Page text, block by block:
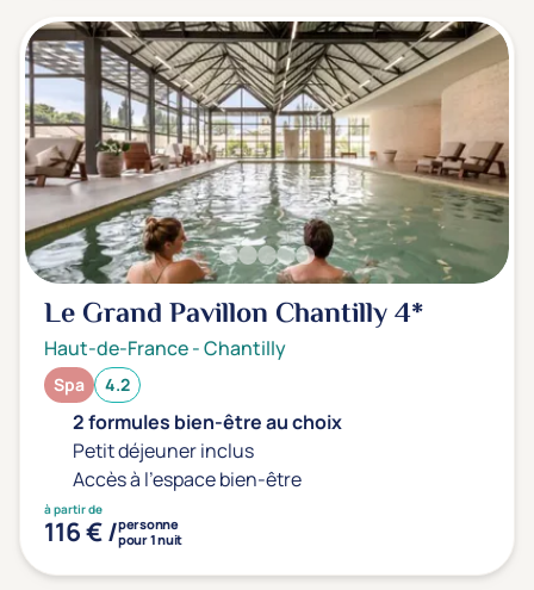
Le Grand Pavillon Chantilly4*
Haut-de-France-Chantilly
Spa 4.2
2 formules bien-être au choix
Petit déjeuner inclus
Accès à l'espace bien-être
à partir de
116 € /personne
pour 1 nuit